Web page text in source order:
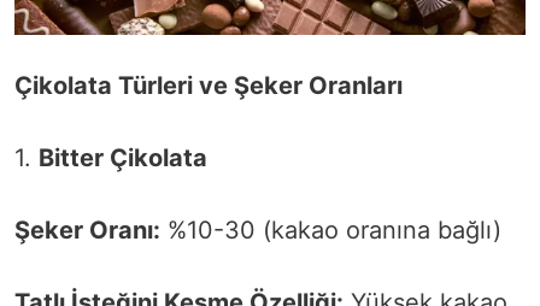
Çikolata Türleri ve Şeker Oranları
1. Bitter Çikolata
Şeker Oranı: %10-30 (kakao oranına bağlı)